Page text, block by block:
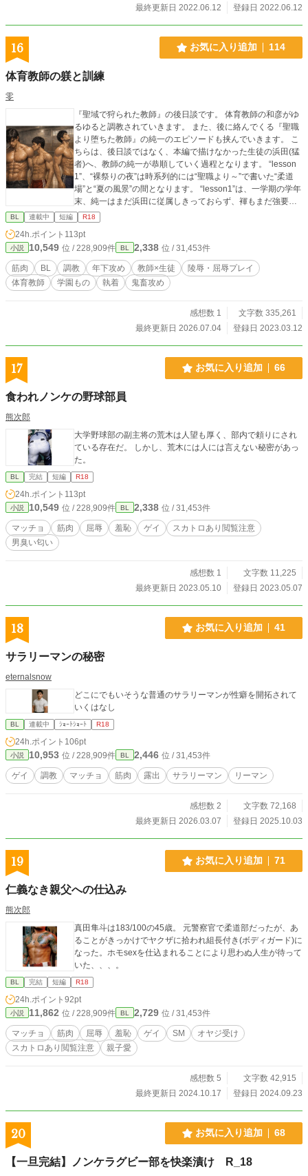
最終更新日 2022.06.12 登録日 2022.06.12
16 お気に入り追加 114
体育教師の躾と訓練
零
『聖域で狩られた教師』の後日談です。 体育教師の和彦がゆ
るゆると調教されていきます。 また、後に絡んでくる『聖職
より堕ちた教師』の純一のエピソードも挟んでいきます。 こ
ちらは、後日談ではなく、本編で描けなかった生徒の浜田(猛
者)へ、教師の純一が恭順していく過程となります。 “lesson
1”、“裸祭りの夜”は時系列的には“聖職より～”で書いた“柔道
場”と“夏の風景”の間となります。 “lesson1”は、一学期の学年
末、純一はまだ浜田に従属しきっておらず、褌もまだ強要さ
れていない頃。 (和彦のパートでいうと“校長室”の少し後) “裸
祭りの夜”は、“夏の風景”の直前であり、純一の陰毛も、まだ
ちゃんと生え揃っている頃です。 “猛者流の躾け”は、“夏の風
景 6 ラクガキを落とす朝 SIDE:純一”中盤以降を生徒側（一部
純一側）から描いてます。 ついでに、これから書く予定の小
説で、純一をキッカケに浜田、栗山に目をつけられて、色々
と大変な目に合うことになる本城、佐伯の水泳部OBの紹介用
のエピソードを書かせていく予定ですが、特に純一パートで
どのエピソードを書くか迷いつつ更新しているため、混乱を
BL 連載中 短編 R18
24h.ポイント 113pt
小説 10,549 位 / 228,909件 BL 2,338 位 / 31,453件
筋肉 BL 調教 年下攻め 教師×生徒
陵辱・屈辱プレイ
体育教師
学園もの 執着 鬼畜攻め
感想数 1
文字数 335,261
最終更新日 2026.07.04
登録日 2023.03.12
17 お気に入り追加 66
食われノンケの野球部員
熊次郎
大学野球部の副主将の荒木は人望も厚く、部内で頼りにされ
ている存在だ。 しかし、荒木には人には言えない秘密があっ
た。
BL 完結 短編 R18
24h.ポイント 113pt
小説 10,549 位 / 228,909件 BL 2,338 位 / 31,453件
マッチョ 筋肉 屈辱 羞恥 ゲイ
スカトロあり閲覧注意
男臭い匂い
感想数 1
文字数 11,225
最終更新日 2023.05.10
登録日 2023.05.07
18 お気に入り追加 41
サラリーマンの秘密
eternalsnow
どこにでもいそうな普通のサラリーマンが性癖を開拓されて
いくはなし
BL 連載中 ｼｮｰﾄｼｮｰﾄ R18
24h.ポイント 106pt
小説 10,953 位 / 228,909件 BL 2,446 位 / 31,453件
ゲイ 調教 マッチョ 筋肉 露出 サラリーマン リーマン
感想数 2
文字数 72,168
最終更新日 2026.03.07
登録日 2025.10.03
19 お気に入り追加 71
仁義なき親父への仕込み
熊次郎
真田隼斗は183/100の45歳。 元警察官で柔道部だったが、あ
ることがきっかけでヤクザに拾われ組長付き(ボディガード)に
なった。ホモsexを仕込まれることにより思わぬ人生が待って
いた、、、。
BL 完結 短編 R18
24h.ポイント 92pt
小説 11,862 位 / 228,909件 BL 2,729 位 / 31,453件
マッチョ 筋肉 屈辱 羞恥 ゲイ SM
オヤジ受け
スカトロあり閲覧注意
親子愛
感想数 5
文字数 42,915
最終更新日 2024.10.17
登録日 2024.09.23
20 お気に入り追加 68
【一旦完結】ノンケラグビー部を快楽漬け R_18